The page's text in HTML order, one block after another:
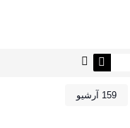
159 آرشیو